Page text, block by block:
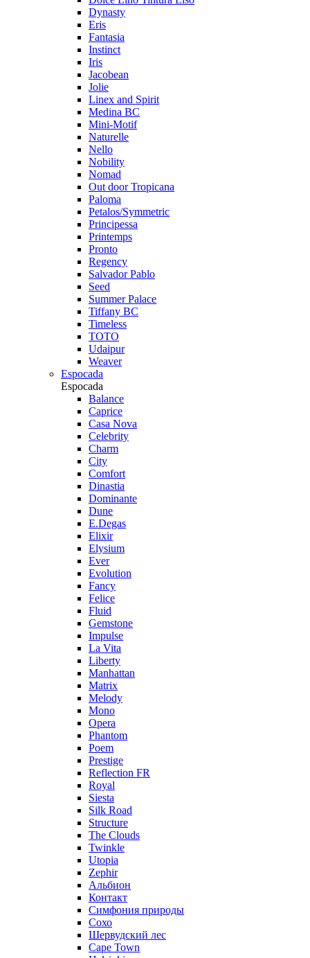
Dynasty
Eris
Fantasia
Instinct
Iris
Jacobean
Jolie
Linex and Spirit
Medina BC
Mini-Motif
Naturelle
Nello
Nobility
Nomad
Out door Tropicana
Paloma
Petalos/Symmetric
Principessa
Printemps
Pronto
Regency
Salvador Pablo
Seed
Summer Palace
Tiffany BC
Timeless
TOTO
Udaipur
Weaver
Espocada
Espocada
Balance
Caprice
Casa Nova
Celebrity
Charm
City
Comfort
Dinastia
Dominante
Dune
E.Degas
Elixir
Elysium
Ever
Evolution
Fancy
Felice
Fluid
Gemstone
Impulse
La Vita
Liberty
Manhattan
Matrix
Melody
Mono
Opera
Phantom
Poem
Prestige
Reflection FR
Royal
Siesta
Silk Road
Structure
The Clouds
Twinkle
Utopia
Zephir
Альбион
Контакт
Симфония природы
Сохо
Шервудский лес
Cape Town